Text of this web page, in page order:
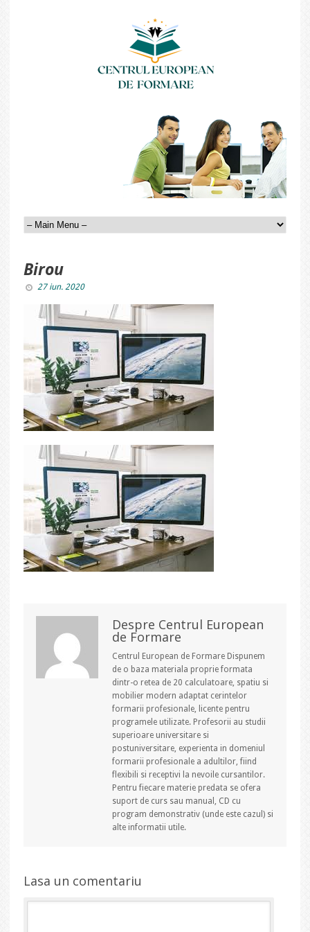
Birou
27 iun. 2020
Despre Centrul European
de Formare
Centrul European de Formare Dispunem
de o baza materiala proprie formata
dintr-o retea de 20 calculatoare, spatiu si
mobilier modern adaptat cerintelor
formarii profesionale, licente pentru
programele utilizate. Profesorii au studii
superioare universitare si
postuniversitare, experienta in domeniul
formarii profesionale a adultilor, fiind
flexibili si receptivi la nevoile cursantilor.
Pentru fiecare materie predata se ofera
suport de curs sau manual, CD cu
program demonstrativ (unde este cazul) si
alte informatii utile.
Lasa un comentariu